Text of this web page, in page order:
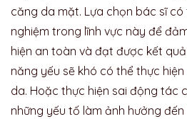
căng da mặt. Lựa chọn bác sĩ
nghiệm trong lĩnh vực này để
hiện an toàn và đạt được kết
năng yếu sẽ khó có thể thực
da. Hoặc thực hiện sai động tác
những yếu tố làm ảnh hưởng